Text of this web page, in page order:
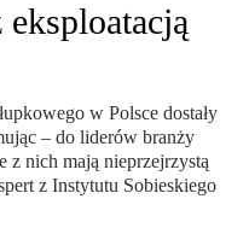
w Polsce dostały
– do liderów branży
z nich mają nieprzejrzystą
z Instytutu Sobieskiego